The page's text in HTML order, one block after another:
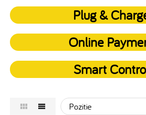
Plug &
Online
Smart